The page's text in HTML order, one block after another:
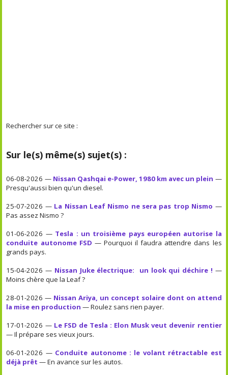
Rechercher sur ce site :
Sur le(s) même(s) sujet(s) :
06-08-2026 — Nissan Qashqai e-Power, 1980 km avec un plein —
Presqu'aussi bien qu'un diesel.
25-07-2026 — La Nissan Leaf Nismo ne sera pas trop Nismo —
Pas assez Nismo ?
01-06-2026 — Tesla : un troisième pays européen autorise la
conduite autonome FSD — Pourquoi il faudra attendre dans les
grands pays.
15-04-2026 — Nissan Juke électrique: un look qui déchire ! —
Moins chère que la Leaf ?
28-01-2026 — Nissan Ariya, un concept solaire dont on attend
la mise en production — Roulez sans rien payer.
17-01-2026 — Le FSD de Tesla : Elon Musk veut devenir rentier
— Il prépare ses vieux jours.
06-01-2026 — Conduite autonome : le volant rétractable est
déjà prêt — En avance sur les autos.